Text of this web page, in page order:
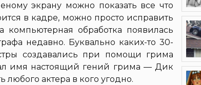
экрану можно показать все что
в кадре, можно просто исправить
обработка появилась
недавно. Буквально каких-то 30-
создавались при помощи грима
имя настоящий гений грима — Дик
любого актера в кого угодно.